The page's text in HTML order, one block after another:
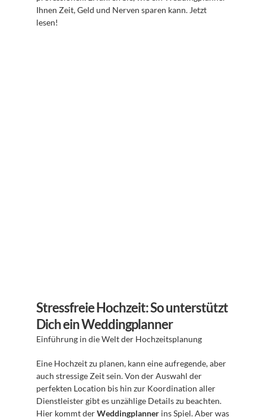
Ihnen Zeit, Geld und Nerven sparen kann. Jetzt
lesen!
Stressfreie Hochzeit: So unterstützt
Dich ein Weddingplanner
Einführung in die Welt der Hochzeitsplanung
Eine Hochzeit zu planen, kann eine aufregende, aber
auch stressige Zeit sein. Von der Auswahl der
perfekten Location bis hin zur Koordination aller
Dienstleister gibt es unzählige Details zu beachten.
Hier kommt der Weddingplanner ins Spiel. Aber was